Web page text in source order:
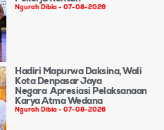
Ngurah Dibia 07-08-2026
Hadiri Mapurwa Daksina, Wali
Kota Denpasar Jaya
Negara Apresiasi Pelaksanaan
Karya Atma Wedana
Ngurah Dibia 07-08-2026